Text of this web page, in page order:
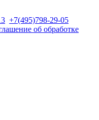
+7(495)798-29-05
об обработке